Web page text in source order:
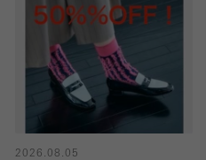
2026.08.05